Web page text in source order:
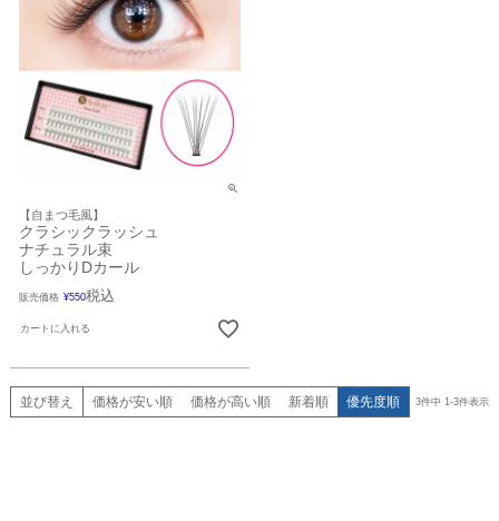
【自まつ毛風】
クラシックラッシュ
ナチュラル束
しっかりDカール
販売価格 ¥550税込
カートに入れる
並び替え 価格が安い順 価格が高い順 新着順 優先度順 3件中 1-3件表示